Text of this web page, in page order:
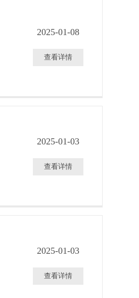
2025-01-08
查看详情
2025-01-03
查看详情
2025-01-03
查看详情